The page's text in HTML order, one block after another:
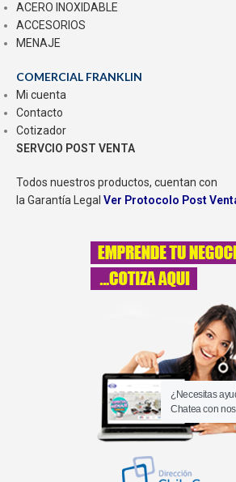
ACERO INOXIDABLE
ACCESORIOS
MENAJE
COMERCIAL FRANKLIN
Mi cuenta
Contacto
Cotizador
SERVCIO POST VENTA
Todos nuestros productos, cuentan con
la Garantía Legal Ver Protocolo Post
¿Necesitas
Chatea con